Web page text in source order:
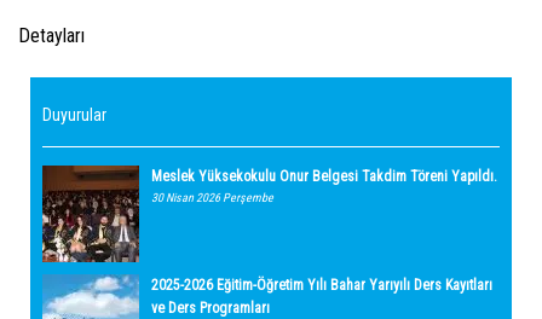
Detayları
Duyurular
Meslek Yüksekokulu Onur Belgesi Takdim Töreni Yapıldı.
30 Nisan 2026 Perşembe
2025-2026 Eğitim-Öğretim Yılı Bahar Yarıyılı Ders Kayıtları
ve Ders Programları